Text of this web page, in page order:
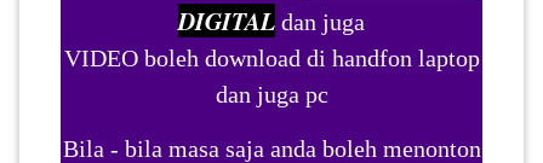
DIGITAL dan juga
VIDEO boleh download di handfon laptop
dan juga pc
Bila - bila masa saja anda boleh menonton